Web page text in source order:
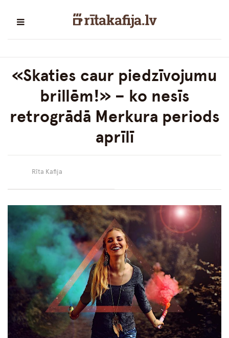
«Skaties caur piedzīvojumu
brillēm!» – ko nesīs
retrogrādā Merkura periods
aprīlī
Rīta Kafija